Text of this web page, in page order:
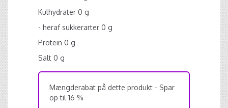
Kulhydrater 0 g
- heraf sukkerarter 0 g
Protein 0 g
Salt 0 g
Mængderabat på dette produkt - Spar
op til 16 %